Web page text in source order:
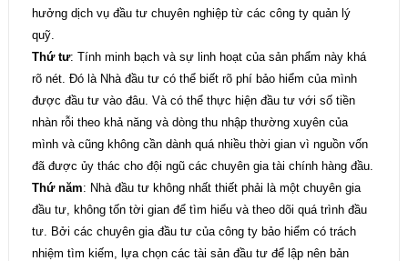
hưởng dịch vụ đầu tư chuyên nghiệp từ các công ty quản lý
quỹ.
Thứ tư: Tính minh bạch và sự linh hoạt của sản phẩm này khá
rõ nét. Đó là Nhà đầu tư có thể biết rõ phí bảo hiểm của mình
được đầu tư vào đâu. Và có thể thực hiện đầu tư với số tiền
nhàn rỗi theo khả năng và dòng thu nhập thường xuyên của
mình và cũng không cần dành quá nhiều thời gian vì nguồn vốn
đã được ủy thác cho đội ngũ các chuyên gia tài chính hàng đầu.
Thứ năm: Nhà đầu tư không nhất thiết phải là một chuyên gia
đầu tư, không tốn tời gian để tìm hiểu và theo dõi quá trình đầu
tư. Bởi các chuyên gia đầu tư của công ty bảo hiểm có trách
nhiệm tìm kiếm, lựa chọn các tài sản đầu tư để lập nên bản